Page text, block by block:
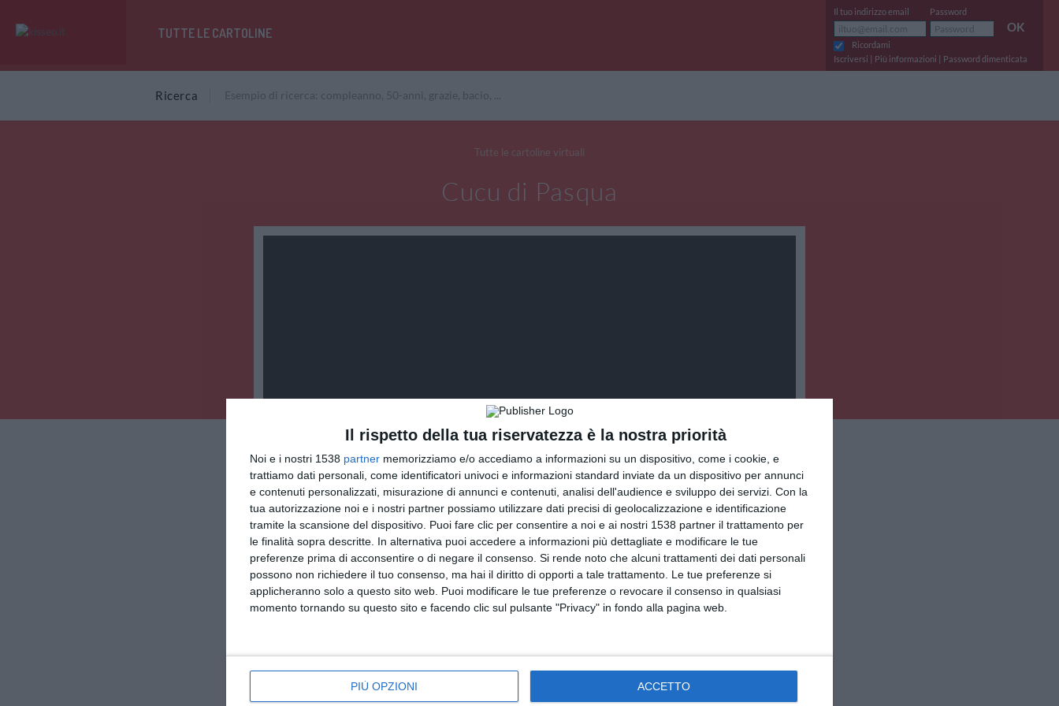
Il rispetto della tua riservatezza è la nostra priorità
Noi e i nostri 1538 partner memorizziamo e/o accediamo a informazioni su un dispositivo, come i cookie, e
trattiamo dati personali, come identificatori univoci e informazioni standard inviate da un dispositivo per annunci
e contenuti personalizzati, misurazione di annunci e contenuti, analisi dell'audience e sviluppo dei servizi. Con la
tua autorizzazione noi e i nostri partner possiamo utilizzare dati precisi di geolocalizzazione e identificazione
tramite la scansione del dispositivo. Puoi fare clic per consentire a noi e ai nostri 1538 partner il trattamento per
le finalità sopra descritte. In alternativa puoi accedere a informazioni più dettagliate e modificare le tue
preferenze prima di acconsentire o di negare il consenso. Si rende noto che alcuni trattamenti dei dati personali
possono non richiedere il tuo consenso, ma hai il diritto di opporti a tale trattamento. Le tue preferenze si
applicheranno solo a questo sito web. Puoi modificare le tue preferenze o revocare il consenso in qualsiasi
momento tornando su questo sito e facendo clic sul pulsante "Privacy" in fondo alla pagina web.
PIÙ OPZIONI ACCETTO
TUTTE LE CARTOLINE
Il tuo indirizzo email Password
OK
Ricordami
Iscriversi | Più informazioni | Password dimenticata
Ricerca
Tutte le cartoline virtuali
Cucu di Pasqua
INVIA QUESTA CARTOLINA
via Email(GRATUITO)
CONDIVIDI QUESTA CARTOLINA